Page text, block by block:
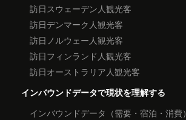
訪日スウェーデン人観光客
訪日デンマーク人観光客
訪日ノルウェー人観光客
訪日フィンランド人観光客
訪日オーストラリア人観光客
インバウンドデータで現状を理解する
インバウンドデータ（需要・宿泊・消費）